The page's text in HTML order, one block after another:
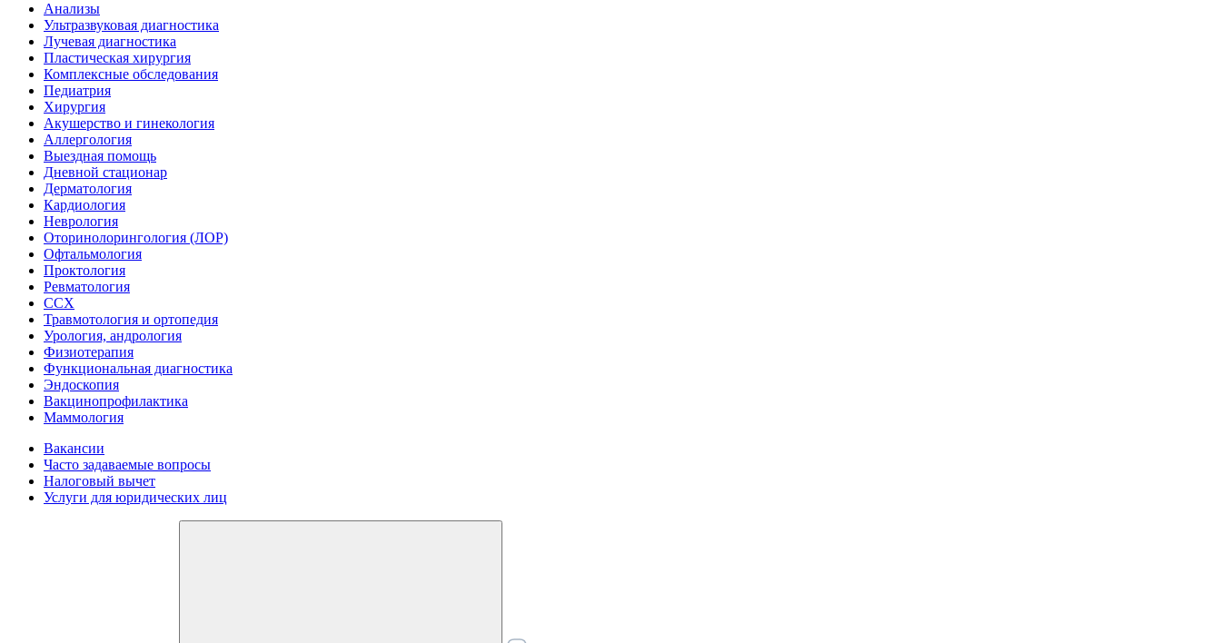
Анализы
Ультразвуковая диагностика
Лучевая диагностика
Пластическая хирургия
Комплексные обследования
Педиатрия
Хирургия
Акушерство и гинекология
Аллергология
Выездная помощь
Дневной стационар
Дерматология
Кардиология
Неврология
Оторинолорингология (ЛОР)
Офтальмология
Проктология
Ревматология
ССХ
Травмотология и ортопедия
Урология, андрология
Физиотерапия
Функциональная диагностика
Эндоскопия
Вакцинопрофилактика
Маммология
Вакансии
Часто задаваемые вопросы
Налоговый вычет
Услуги для юридических лиц